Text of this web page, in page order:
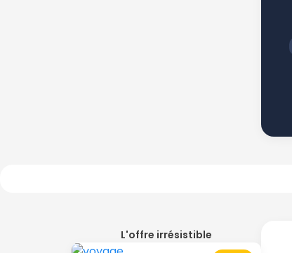
L'offre irrésistible